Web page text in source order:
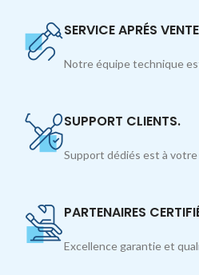
SERVICE APRÉS
Notre équipe technique
SUPPORT CLIENTS.
Support dédiés est à
PARTENAIRES
Excellence garantie et